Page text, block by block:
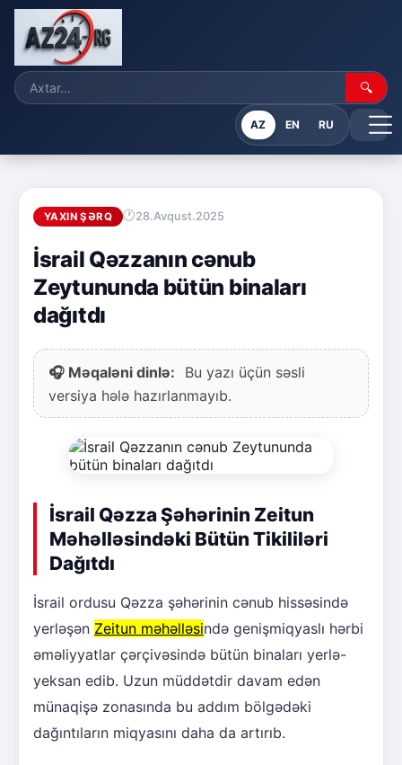
🔍
AZ EN RU
YAXIN ŞƏRQ 28.Avqust.2025
İsrail Qəzzanın cənub
Zeytununda bütün binaları
dağıtdı
🎧 Məqaləni dinlə:
Bu yazı üçün səsli
versiya hələ hazırlanmayıb.
İsrail Qəzza Şəhərinin Zeitun
Məhəlləsindəki Bütün Tikililəri
Dağıtdı
İsrail ordusu Qəzza şəhərinin cənub hissəsində
yerləşən Zeitun məhəlləsində genişmiqyaslı hərbi
əməliyyatlar çərçivəsində bütün binaları yerlə-
yeksan edib. Uzun müddətdir davam edən
münaqişə zonasında bu addım bölgədəki
dağıntıların miqyasını daha da artırıb.